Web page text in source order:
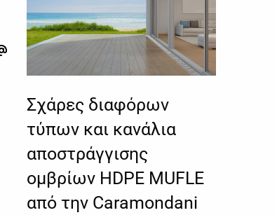
Σχάρες διαφόρων
τύπων και κανάλια
αποστράγγισης
ομβρίων HDPE MUFLE
από την Caramondani